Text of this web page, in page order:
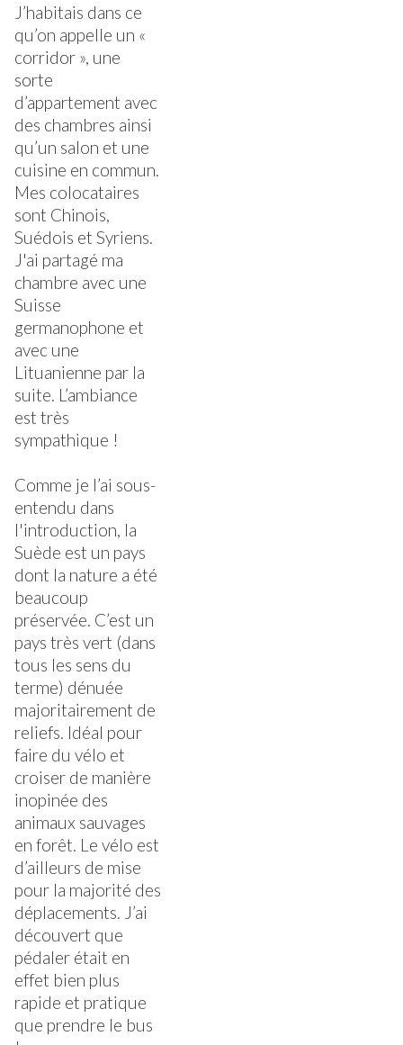
J’habitais dans ce
qu’on appelle un «
corridor », une
sorte
d’appartement avec
des chambres ainsi
qu’un salon et une
cuisine en commun.
Mes colocataires
sont Chinois,
Suédois et Syriens.
J'ai partagé ma
chambre avec une
Suisse
germanophone et
avec une
Lituanienne par la
suite. L’ambiance
est très
sympathique !
Comme je l’ai sous-
entendu dans
l'introduction, la
Suède est un pays
dont la nature a été
beaucoup
préservée. C’est un
pays très vert (dans
tous les sens du
terme) dénuée
majoritairement de
reliefs. Idéal pour
faire du vélo et
croiser de manière
inopinée des
animaux sauvages
en forêt. Le vélo est
d’ailleurs de mise
pour la majorité des
déplacements. J’ai
découvert que
pédaler était en
effet bien plus
rapide et pratique
que prendre le bus